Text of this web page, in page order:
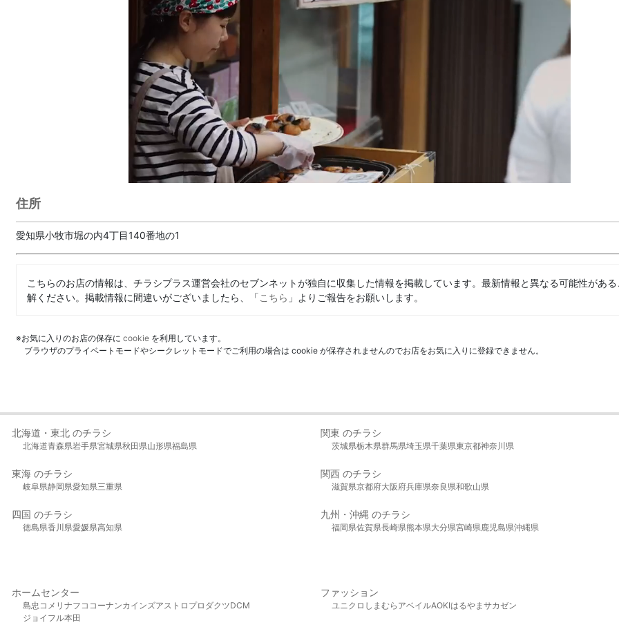
住所
愛知県小牧市堀の内4丁目140番地の1
こちらのお店の情報は、チラシプラス運営会社のセブンネットが独自に収集した情報を掲載しています。最新情報と異なる可能性があ
解ください。掲載情報に間違いがございましたら、「こちら 」よりご報告をお願いします。
※お気に入りのお店の保存に cookie を利用しています。
ブラウザのプライベートモードやシークレットモードでご利用の場合は cookie が保存されませんのでお店をお気に入りに登録できません。
北海道・東北 のチラシ
北海道青森県岩手県宮城県秋田県山形県福島県
関東 のチラシ
茨城県栃木県群馬県埼玉県千葉県東京都神奈川県
東海 のチラシ
岐阜県静岡県愛知県三重県
関西 のチラシ
滋賀県京都府大阪府兵庫県奈良県和歌山県
四国 のチラシ
徳島県香川県愛媛県高知県
九州・沖縄 のチラシ
福岡県佐賀県長崎県熊本県大分県宮崎県鹿児島県沖縄県
ホームセンター
島忠 コメリ ナフコ コーナンカインズアストロプロダクツDCM
ジョイフル本田
ファッション
ユニクロ しまむら アベイルAOKIはるやま サカゼン